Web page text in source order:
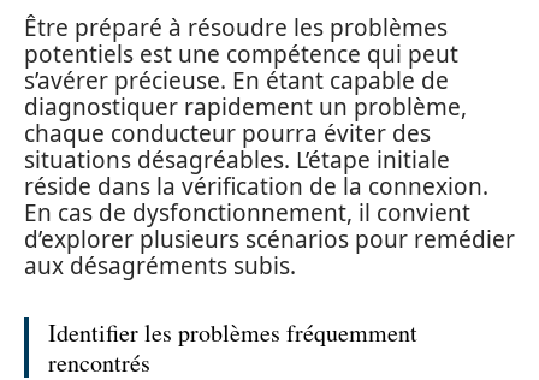
Être préparé à résoudre les problèmes
potentiels est une compétence qui peut
s’avérer précieuse. En étant capable de
diagnostiquer rapidement un problème,
chaque conducteur pourra éviter des
situations désagréables. L’étape initiale
réside dans la vérification de la connexion.
En cas de dysfonctionnement, il convient
d’explorer plusieurs scénarios pour remédier
aux désagréments subis.
Identifier les problèmes fréquemment
rencontrés